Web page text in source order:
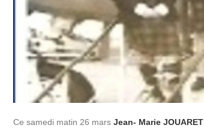
Ce samedi matin 26 mars Jean- Marie JOUARET